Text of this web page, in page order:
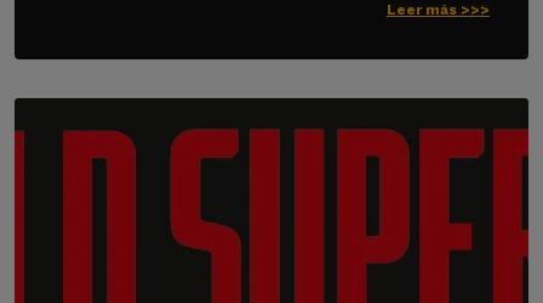
Leer más >>>